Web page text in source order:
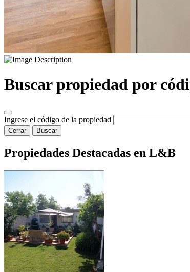
Buscar propiedad por
Ingrese el código de la propiedad
Cerrar Buscar
Propiedades Destacadas en L&B